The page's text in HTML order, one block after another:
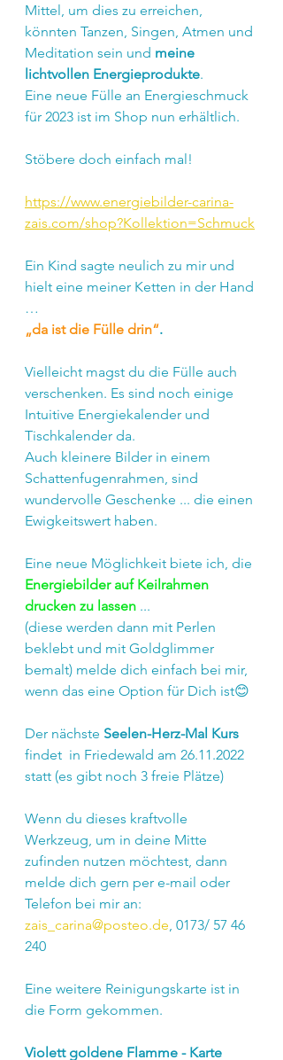
Mittel, um dies zu erreichen,
könnten Tanzen, Singen, Atmen und
Meditation sein und meine
lichtvollen Energieprodukte.
Eine neue Fülle an Energieschmuck
für 2023 ist im Shop nun erhältlich.
Stöbere doch einfach mal!
https://www.energiebilder-carina-
zais.com/shop?Kollektion=Schmuck
Ein Kind sagte neulich zu mir und
hielt eine meiner Ketten in der Hand
…
„da ist die Fülle drin“.
Vielleicht magst du die Fülle auch
verschenken. Es sind noch einige
Intuitive Energiekalender und
Tischkalender da.
Auch kleinere Bilder in einem
Schattenfugenrahmen, sind
wundervolle Geschenke ... die einen
Ewigkeitswert haben.
Eine neue Möglichkeit biete ich, die
Energiebilder auf Keilrahmen
drucken zu lassen ...
(diese werden dann mit Perlen
beklebt und mit Goldglimmer
bemalt) melde dich einfach bei mir,
wenn das eine Option für Dich ist😊
Der nächste Seelen-Herz-Mal Kurs
findet in Friedewald am 26.11.2022
statt (es gibt noch 3 freie Plätze)
Wenn du dieses kraftvolle
Werkzeug, um in deine Mitte
zufinden nutzen möchtest, dann
melde dich gern per e-mail oder
Telefon bei mir an:
zais_carina@posteo.de , 0173/ 57 46
240
Eine weitere Reinigungskarte ist in
die Form gekommen.
Violett goldene Flamme - Karte